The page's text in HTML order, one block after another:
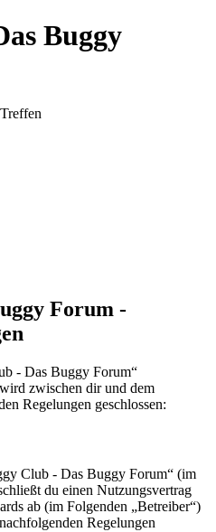
Buggy
Forum -
- Das Buggy Forum“
zwischen dir und dem
Regelungen geschlossen:
Club - Das Buggy Forum“ (im
du einen Nutzungsvertrag
ab (im Folgenden „Betreiber“)
Regelungen